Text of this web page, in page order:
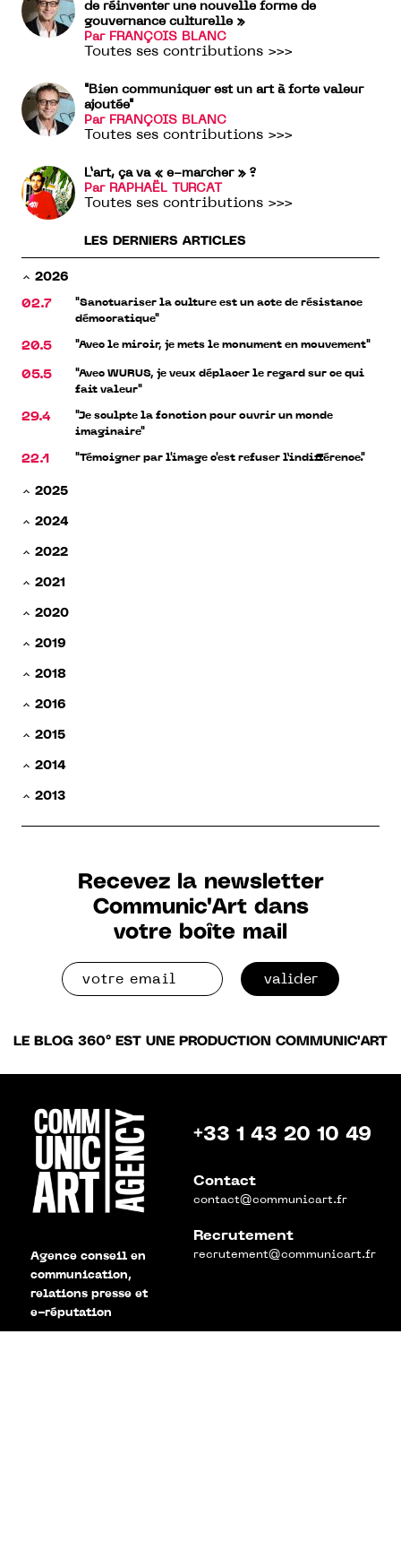
de réinventer une nouvelle forme de
gouvernance culturelle »
Par FRANÇOIS BLANC
Toutes ses contributions >>>
"Bien communiquer est un art à forte valeur
ajoutée"
Par FRANÇOIS BLANC
Toutes ses contributions >>>
L’art, ça va « e-marcher » ?
Par RAPHAËL TURCAT
Toutes ses contributions >>>
LES DERNIERS ARTICLES
2026
02.7
"Sanctuariser la culture est un acte de résistance
démocratique"
20.5 "Avec le miroir, je mets le monument en mouvement"
05.5
"Avec WURUS, je veux déplacer le regard sur ce qui
fait valeur"
29.4
"Je sculpte la fonction pour ouvrir un monde
imaginaire"
22.1 "Témoigner par l'image c'est refuser l’indifférence."
2025
2024
2022
2021
2020
2019
2018
2016
2015
2014
2013
Recevez la newsletter
Communic'Art dans
votre boîte mail
valider
LE BLOG 360° EST UNE PRODUCTION COMMUNIC'ART
Agence conseil en
communication,
relations presse et
e-réputation
+33 1 43 20 10 49
Contact
contact@communicart.fr
Recrutement
recrutement@communicart.fr